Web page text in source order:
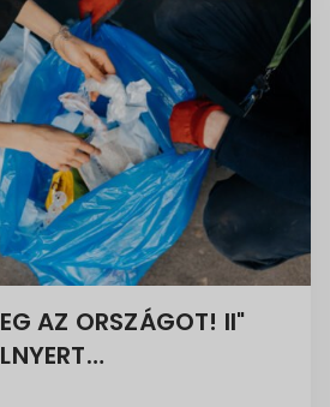
AZ ORSZÁGOT! II"